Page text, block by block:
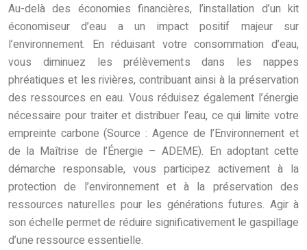
Au-delà des économies financières, l’installation d’un kit
économiseur d’eau a un impact positif majeur sur
l’environnement. En réduisant votre consommation d’eau,
vous diminuez les prélèvements dans les nappes
phréatiques et les rivières, contribuant ainsi à la préservation
des ressources en eau. Vous réduisez également l’énergie
nécessaire pour traiter et distribuer l’eau, ce qui limite votre
empreinte carbone (Source : Agence de l’Environnement et
de la Maîtrise de l’Énergie – ADEME). En adoptant cette
démarche responsable, vous participez activement à la
protection de l’environnement et à la préservation des
ressources naturelles pour les générations futures. Agir à
son échelle permet de réduire significativement le gaspillage
d’une ressource essentielle.